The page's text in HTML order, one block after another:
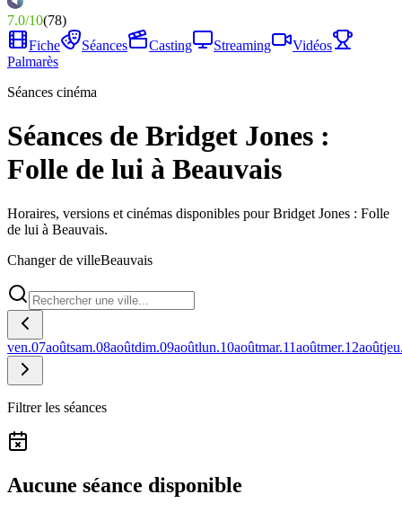
7.0/10(78)
Fiche
Séances Casting Streaming
Vidéos
Palmarès
Séances cinéma
Séances de Bridget Jones :
Folle de lui à Beauvais
Horaires, versions et cinémas disponibles pour Bridget Jones : Folle
de lui à Beauvais.
Changer de villeBeauvais
ven.07aoûtsam.08aoûtdim.09aoûtlun.10aoûtmar.11aoûtmer.12août
Filtrer les séances
Aucune séance disponible